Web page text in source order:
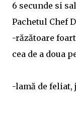
6 secunde si
Pachetul Chef
-răzătoare
cea de a doua
-lamă de